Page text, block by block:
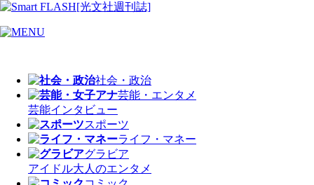
社会・政治
芸能・エンタメ
芸能インタビュー
スポーツ
ライフ・マネー
グラビア
アイドル大人のエンタメ